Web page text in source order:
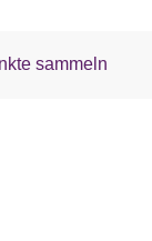
sammeln